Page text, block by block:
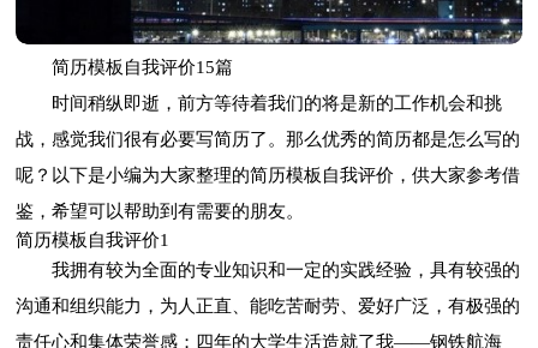
简历模板自我评价15篇
时间稍纵即逝，前方等待着我们的将是新的工作机会和挑
战，感觉我们很有必要写简历了。那么优秀的简历都是怎么写的
呢？以下是小编为大家整理的简历模板自我评价，供大家参考借
鉴，希望可以帮助到有需要的朋友。
简历模板自我评价1
我拥有较为全面的专业知识和一定的实践经验，具有较强的
沟通和组织能力，为人正直、能吃苦耐劳、爱好广泛，有极强的
责任心和集体荣誉感；四年的大学生活造就了我——钢铁航海